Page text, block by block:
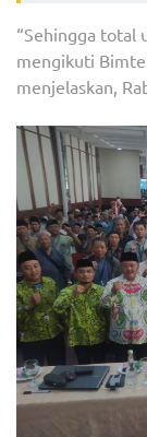
“Sehingga total
mengikuti
menjelaskan,